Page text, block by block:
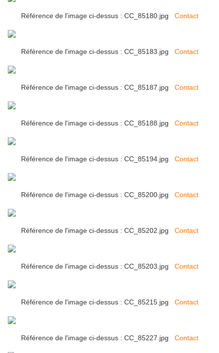
Référence de l'image ci-dessus : CC_85180.jpg Contact
Référence de l'image ci-dessus : CC_85183.jpg Contact
Référence de l'image ci-dessus : CC_85187.jpg Contact
Référence de l'image ci-dessus : CC_85188.jpg Contact
Référence de l'image ci-dessus : CC_85194.jpg Contact
Référence de l'image ci-dessus : CC_85200.jpg Contact
Référence de l'image ci-dessus : CC_85202.jpg Contact
Référence de l'image ci-dessus : CC_85203.jpg Contact
Référence de l'image ci-dessus : CC_85215.jpg Contact
Référence de l'image ci-dessus : CC_85227.jpg Contact